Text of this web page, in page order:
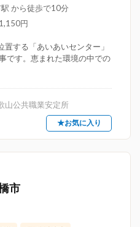
から徒歩で10分
円
する「あいあいセンター」
です。恵まれた環境の中での
山公共職業安定所
★お気に入り
市